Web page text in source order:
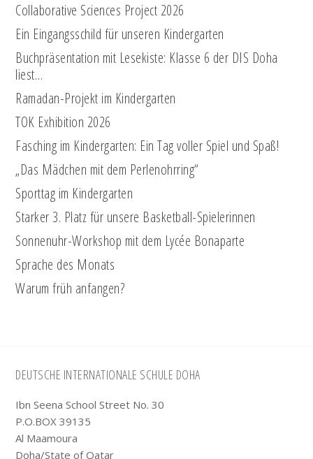
Collaborative Sciences Project 2026
Ein Eingangsschild für unseren Kindergarten
Buchpräsentation mit Lesekiste: Klasse 6 der DIS Doha
liest…
Ramadan-Projekt im Kindergarten
TOK Exhibition 2026
Fasching im Kindergarten: Ein Tag voller Spiel und Spaß!
„Das Mädchen mit dem Perlenohrring“
Sporttag im Kindergarten
Starker 3. Platz für unsere Basketball-Spielerinnen
Sonnenuhr-Workshop mit dem Lycée Bonaparte
Sprache des Monats
Warum früh anfangen?
Footer
DEUTSCHE INTERNATIONALE SCHULE DOHA
Ibn Seena School Street No. 30
P.O.BOX 39135
Al Maamoura
Doha/State of Qatar